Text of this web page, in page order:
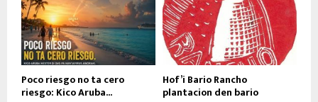
Poco riesgo no ta cero
riesgo: Kico Aruba...
Hof’i Bario Rancho
plantacion den bario